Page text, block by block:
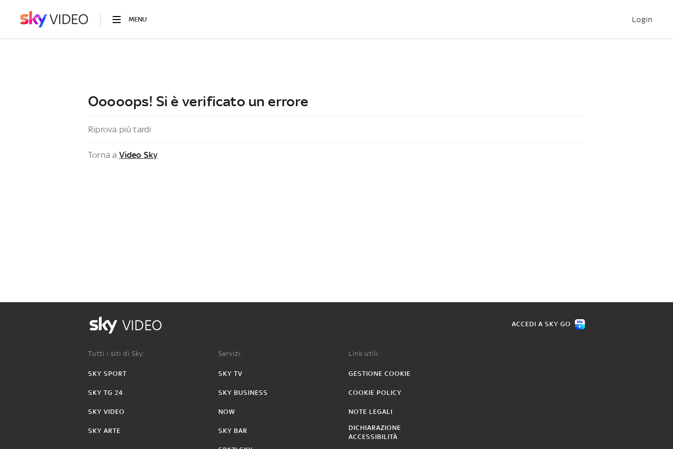
MENU Login
Ooooops! Si è verificato un errore
Riprova più tardi
Torna a Video Sky
VIDEO ACCEDI A SKY GO
Tutti i siti di Sky:
SKY SPORT
SKY TG 24
SKY VIDEO
SKY ARTE
Servizi:
SKY TV
SKY BUSINESS
NOW
SKY BAR
Link utili:
GESTIONE COOKIE
COOKIE POLICY
NOTE LEGALI
DICHIARAZIONE
ACCESSIBILITÀ